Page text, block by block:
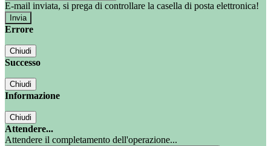
E-mail inviata, si prega di controllare la casella di posta elettronica!
Errore
Chiudi
Successo
Chiudi
Informazione
Chiudi
Attendere...
Attendere il completamento dell'operazione...